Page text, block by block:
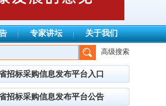
专家讲坛 关于我们
创致瑞兴工程项目管理有限公司、上海
高级搜索
招标采购信息发布平台入口
招标采购信息发布平台公告
具有限公司
程项目管理有限公司
贸有限公司
院管理集团有限公司
建筑工程有限公司
设工程造价咨询有限公司
林商贸有限公司
勃招投标咨询有限公司